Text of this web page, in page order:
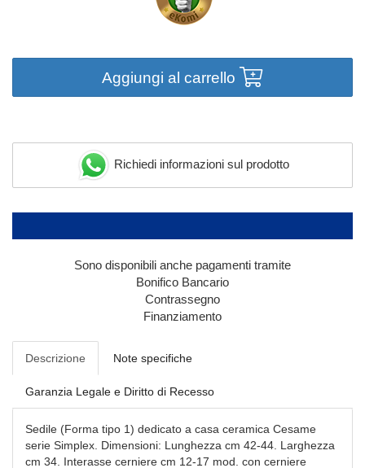
Aggiungi al carrello
Richiedi informazioni sul prodotto
Sono disponibili anche pagamenti tramite
Bonifico Bancario
Contrassegno
Finanziamento
Descrizione Note specifiche
Garanzia Legale e Diritto di Recesso
Sedile (Forma tipo 1) dedicato a casa ceramica Cesame
serie Simplex. Dimensioni: Lunghezza cm 42-44. Larghezza
cm 34. Interasse cerniere cm 12-17 mod. con cerniere